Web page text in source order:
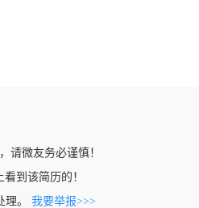
请微友务必谨慎！
到该简历的！
理。 我要举报>>>